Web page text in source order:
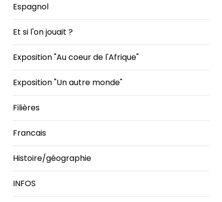
Espagnol
Et si l'on jouait ?
Exposition "Au coeur de l'Afrique"
Exposition "Un autre monde"
Filières
Francais
Histoire/géographie
INFOS